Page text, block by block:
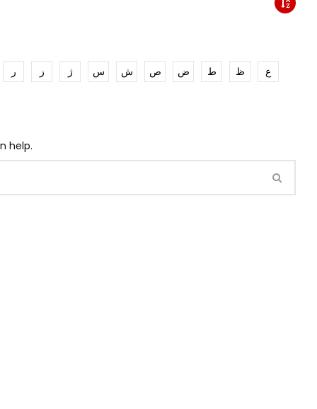
ر ز ژ س ش ص ض ط ظ
ع
help.